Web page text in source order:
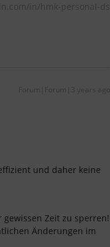
in/hmk-personal-ds
Forum|Forum|3 years ago
und daher keine
Zeit zu sperren!
Änderungen im